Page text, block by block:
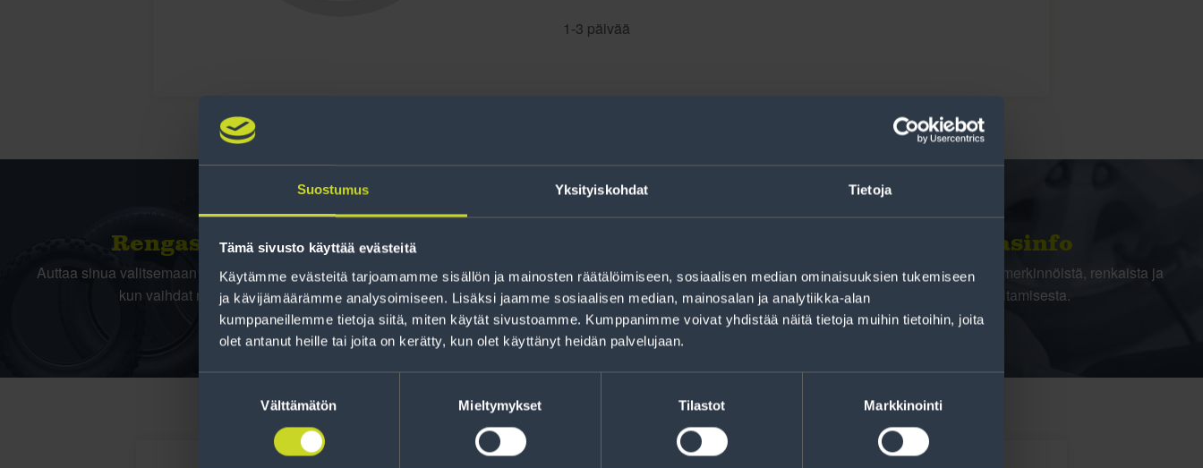
Suostumus Yksityiskohdat Tietoja
Tämä sivusto käyttää evästeitä
Käytämme evästeitä tarjoamamme sisällön ja mainosten räätälöimiseen, sosiaalisen median ominaisuuksien tukemiseen
ja kävijämäärämme analysoimiseen. Lisäksi jaamme sosiaalisen median, mainosalan ja analytiikka-alan
kumppaneillemme tietoja siitä, miten käytät sivustoamme. Kumppanimme voivat yhdistää näitä tietoja muihin tietoihin, joita
olet antanut heille tai joita on kerätty, kun olet käyttänyt heidän palvelujaan.
Suostumuksen
Välttämätön Mieltymykset Tilastot Markkinointi
1-3 päivää
Rengas­laskuri
Auttaa sinua valitsemaan oikean kokoisen renkaan,
kun vaihdat rengaskokoa.
Tee ostoksesi RengasCenter-tilillä. Saat
maksuaikaa renkaillesi.
Rengasinfo
Tavallisen ihmisen tietoa merkinnöistä, renkaista ja
niiden huoltamisesta.